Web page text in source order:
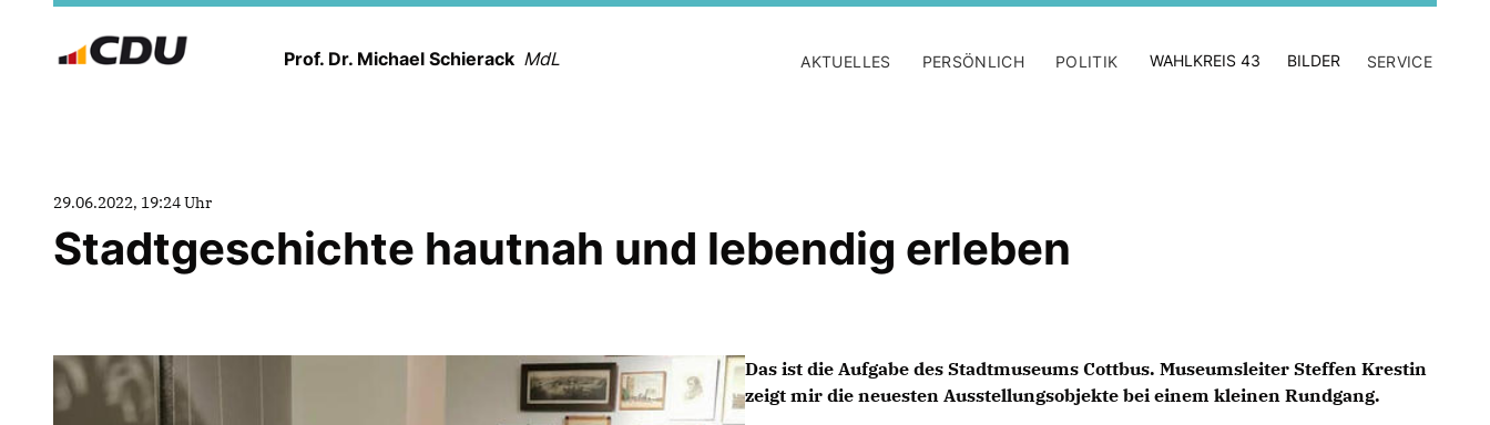
Prof. Dr. Michael Schierack MdL AKTUELLES PERSÖNLICH POLITIK WAHLKREIS 43 BILDER SERVICE
29.06.2022, 19:24 Uhr
Stadtgeschichte hautnah und lebendig erleben
Das ist die Aufgabe des Stadtmuseums Cottbus. Museumsleiter Steffen Krestin
zeigt mir die neuesten Ausstellungsobjekte bei einem kleinen Rundgang.